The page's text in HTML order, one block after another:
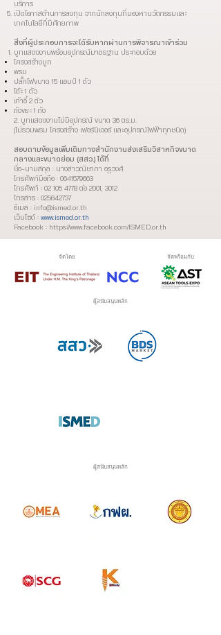
บริการ
เปิดโอกาสด้านการลงทุน จากนักลงทุนที่มองหานวัตกรรมและ
เทคโนโลยีที่มีศักยภาพ
สิ่งที่ผู้ประกอบการจะได้รับหากผ่านการพิจารณาเข้าร่วม
บูทแสดงงานพร้อมอุปกรณ์มาตรฐาน ประกอบด้วย
โครงสร้างบูท
พรม
ปลั๊กไฟขนาด 15 แอมป์ 1 ตัว
โต๊ะ 1 ตัว
เก้าอี้ 2 ตัว
ถังขยะ 1 ถัง
2. บูทแสดงงานไม่มีอุปกรณ์ ขนาด 36 ตร.ม.
(ไม่รวมพรม โครงสร้าง เฟอร์นิเจอร์ และอุปกรณ์ไฟฟ้าทุกชนิด)
สอบถามข้อมูลเพิ่มเติมทางสำนักงานส่งเสริมวิสาหกิจขนาด
กลางและขนาดย่อม (สสว.) ได้ที่
ชื่อ-นามสกุล : นางสาวณิชาภา อุรุวงศ์
โทรศัพท์มือถือ : 0641579663
โทรศัพท์ : 02 105 4778 ต่อ 2001, 3012
โทรสาร : 025642737
อีเมล : info@ismed.or.th
เว็บไซต์ : www.ismed.or.th
Facebook : https://www.facebook.com/ISMED.or.th
จัดโดย จัดพร้อมกับ
ผู้สนับสนุนหลัก
ผู้สนับสนุนหลัก